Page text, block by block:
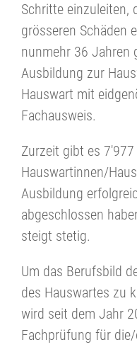
Schritte einzuleiten,
grösseren Schäden
nunmehr 36 Jahren
Ausbildung zur
Hauswart mit
Fachausweis.
Zurzeit gibt es 7'977
Hauswartinnen/
Ausbildung
abgeschlossen
steigt stetig.
Um das Berufsbild
des Hauswartes zu
wird seit dem Jahr
Fachprüfung für